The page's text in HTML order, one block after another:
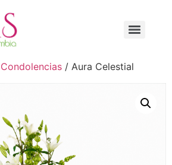
Condolencias / Aura Celestial